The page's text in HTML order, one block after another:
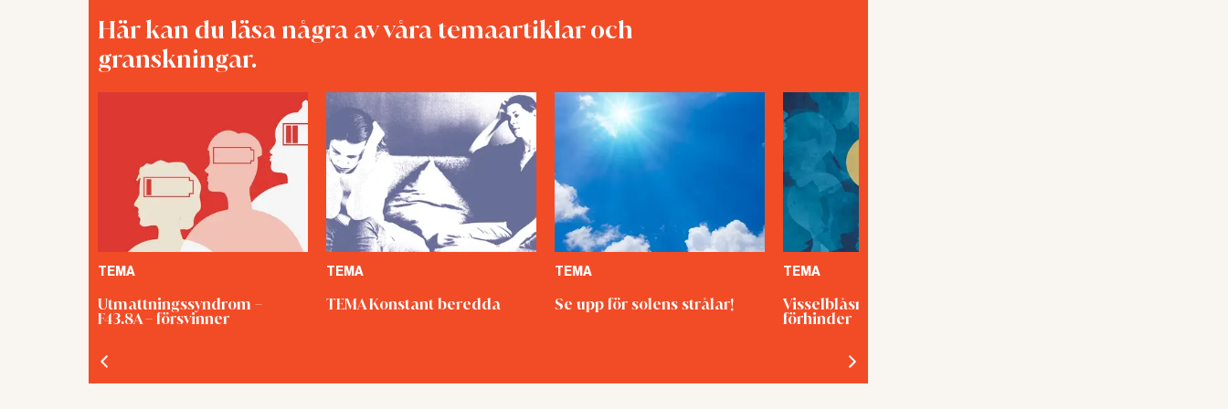
PRÖVNING Om kammarrättens dom är den som gäller framöver kan
pröva ärendet.
Här kan du läsa några av våra temaartiklar och
granskningar.
TEMA
Utmattningssyndrom –
F43.8A – försvinner
TEMA
TEMA Konstant beredda
TEMA
Se upp för solens strålar!
TEMA
Visselblåsning med
förhinder